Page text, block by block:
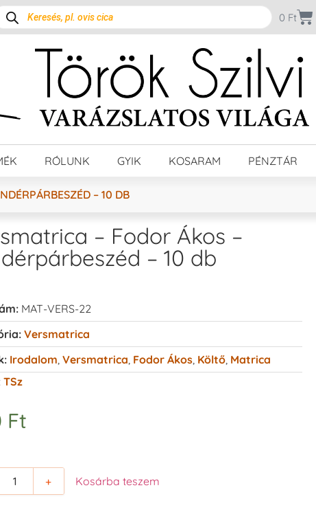
0 Ft
RÓLUNK GYIK KOSARAM PÉNZTÁR
– 10 DB
– Fodor Ákos –
– 10 db
MAT-VERS-22
Versmatrica
Irodalom Versmatrica Fodor Ákos, Költő, Matrica
TSz
Ft
+ Kosárba teszem